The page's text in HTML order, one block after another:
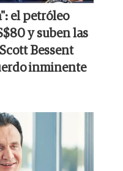
el petróleo
y suben las
Bessent
inminente